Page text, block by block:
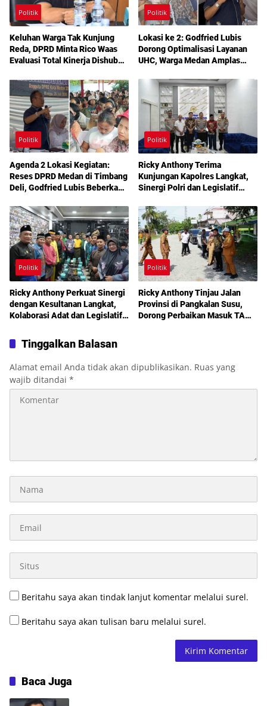
Politik
Keluhan Warga Tak Kunjung
Reda, DPRD Minta Rico Waas
Evaluasi Total Kinerja Dishub
Politik
Lokasi ke 2: Godfried Lubis
Dorong Optimalisasi Layanan
UHC, Warga Medan Amplas
Berobat Gratis Bermodal KTP
Politik
Agenda 2 Lokasi Kegiatan:
Reses DPRD Medan di Timbang
Deli, Godfried Lubis Beberkan
Layanan Kesehatan Gratis
Politik
Ricky Anthony Terima
Kunjungan Kapolres Langkat,
Sinergi Polri dan Legislatif
Politik
Ricky Anthony Perkuat Sinergi
dengan Kesultanan Langkat,
Kolaborasi Adat dan Legislatif
Politik
Ricky Anthony Tinjau Jalan
Provinsi di Pangkalan Susu,
Dorong Perbaikan Masuk TA
Tinggalkan Balasan
Alamat email Anda tidak akan dipublikasikan. Ruas yang
wajib ditandai *
Beritahu saya akan tindak lanjut komentar melalui surel.
Beritahu saya akan tulisan baru melalui surel.
Baca Juga